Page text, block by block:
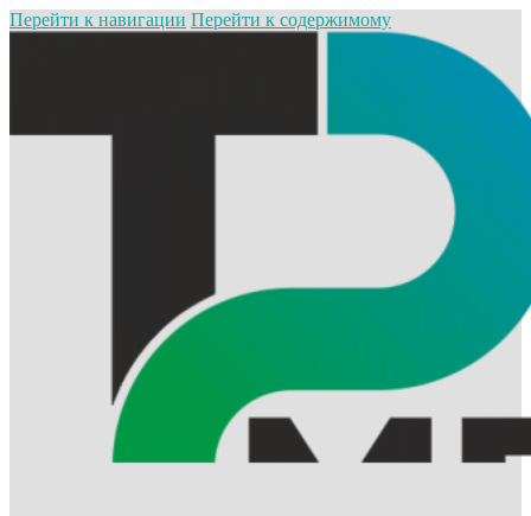
Перейти к навигации Перейти к содержимому